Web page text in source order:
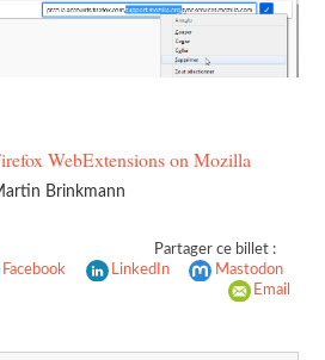
WebExtensions on Mozilla
Brinkmann
Partager ce billet :
Facebook LinkedIn
Mastodon
Email